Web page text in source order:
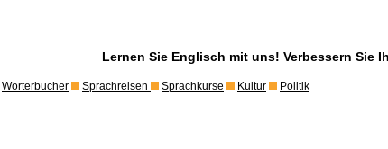
Lernen Sie Englisch mit uns! Verbessern Sie
Worterbucher Sprachreisen Sprachkurse Kultur Politik